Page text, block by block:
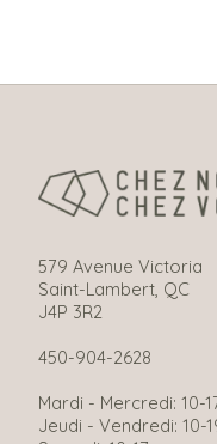
579 Avenue Victoria
Saint-Lambert, QC
J4P 3R2
450-904-2628
Mardi - Mercredi: 10-
Jeudi - Vendredi: 10-